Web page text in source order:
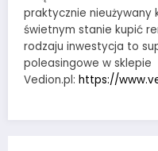
praktycznie nieużywany
świetnym stanie kupić
rodzaju inwestycja to
poleasingowe w sklepie
Vedion.pl: https://